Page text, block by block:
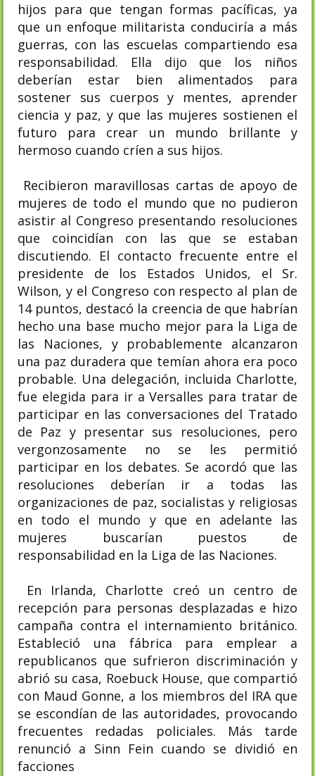
hijos para que tengan formas pacíficas, ya
que un enfoque militarista conduciría a más
guerras, con las escuelas compartiendo esa
responsabilidad. Ella dijo que los niños
deberían estar bien alimentados para
sostener sus cuerpos y mentes, aprender
ciencia y paz, y que las mujeres sostienen el
futuro para crear un mundo brillante y
hermoso cuando críen a sus hijos.
Recibieron maravillosas cartas de apoyo de
mujeres de todo el mundo que no pudieron
asistir al Congreso presentando resoluciones
que coincidían con las que se estaban
discutiendo. El contacto frecuente entre el
presidente de los Estados Unidos, el Sr.
Wilson, y el Congreso con respecto al plan de
14 puntos, destacó la creencia de que habrían
hecho una base mucho mejor para la Liga de
las Naciones, y probablemente alcanzaron
una paz duradera que temían ahora era poco
probable. Una delegación, incluida Charlotte,
fue elegida para ir a Versalles para tratar de
participar en las conversaciones del Tratado
de Paz y presentar sus resoluciones, pero
vergonzosamente no se les permitió
participar en los debates. Se acordó que las
resoluciones deberían ir a todas las
organizaciones de paz, socialistas y religiosas
en todo el mundo y que en adelante las
mujeres buscarían puestos de
responsabilidad en la Liga de las Naciones.
En Irlanda, Charlotte creó un centro de
recepción para personas desplazadas e hizo
campaña contra el internamiento británico.
Estableció una fábrica para emplear a
republicanos que sufrieron discriminación y
abrió su casa, Roebuck House, que compartió
con Maud Gonne, a los miembros del IRA que
se escondían de las autoridades, provocando
frecuentes redadas policiales. Más tarde
renunció a Sinn Fein cuando se dividió en
facciones